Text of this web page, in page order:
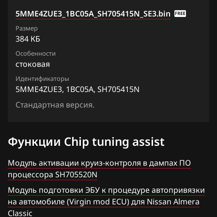
Fiat
Ford
Forthing
Foton
GAC
Geely
GMC
Great Wall
Groz
Haima
Qashqai, Dualis, Rogue
Quest
Sentra
Serena
Teana (J32)
Teana (L33)
Tiida
2XH5D3BDQ1_13HD1E_SH705927N
3XH5E2XT8_11HC3B_SH705828N
3XH5E2XT8_11HC3C_SH705828N
3XH5E76TD1_11HC3E_SH705828N
3XH5ENDTQ_13HM8C_SH705828N
5CMC3HE3_1BC20B_SH705520N
5MME45DE4_1BC05C_SH705415N
5MME45DE4_1BC11C_SH705415N
5MME45DE4_1BC15C_SH705415N
5MME45DE4_1BC17B_SH705415N
5MME4ZUE3_1BC05A_SH705415N_SE3.bin
Размер
384 КБ
Особенности
стоковая
Идентификаторы
5MME4ZUE3, 1BC05A, SH705415N
Стандартная версия.
Функции Chip tuning assist
Модуль активации круиз-контроля в дампах ПО
процессора SH705520N
Модуль подготовки ЭБУ к процедуре автопривязки
на автомобиле (Virgin mod ECU) для Nissan Almera
Classic